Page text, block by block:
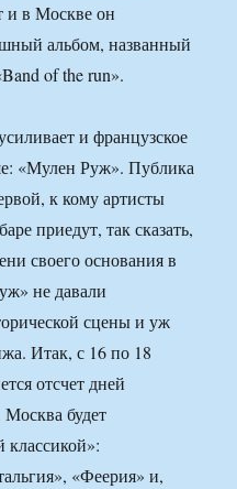
и в Москве он
альбом, названный
of the run».
и французское
«Мулен Руж». Публика
к кому артисты
приедут, так сказать,
своего основания в
не давали
сцены и уж
Итак, с 16 по 18
отсчет дней
будет
классикой»:
«Феерия» и,